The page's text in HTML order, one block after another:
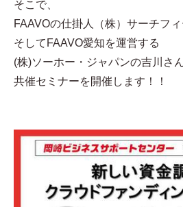
そこで、
FAAVOの仕掛人（株）サーチフィ
そしてFAAVO愛知を運営する
(株)ソーホー・ジャパンの吉川さ
共催セミナーを開催します！！